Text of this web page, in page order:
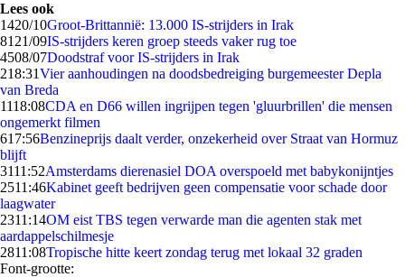
Lees ook
1420/10Groot-Brittannië: 13.000 IS-strijders in Irak
81 21/09IS-strijders keren groep steeds vaker rug toe
4508/07Doodstraf voor IS-strijders in Irak
218:31Vier aanhoudingen na doodsbedreiging burgemeester Depla
van Breda
1118:08CDA en D66 willen ingrijpen tegen 'gluurbrillen' die mensen
ongemerkt filmen
617:56Benzineprijs daalt verder, onzekerheid over Straat van Hormuz
blijft
3111:52Amsterdams dierenasiel DOA overspoeld met babykonijntjes
2511:46Kabinet geeft bedrijven geen compensatie voor schade door
laagwater
2311:14OM eist TBS tegen verwarde man die agenten stak met
aardappelschilmesje
2811:08Tropische hitte keert zondag terug met lokaal 32 graden
Font-grootte: